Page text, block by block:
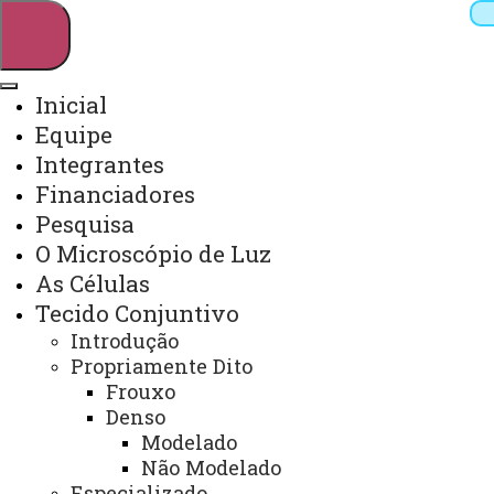
Webmail
Arquivo Virtual
Inicial
Equipe
Integrantes
Financiadores
Pesquisa
O Microscópio de Luz
As Células
Tecido Conjuntivo
Introdução
Propriamente Dito
Frouxo
Denso
Modelado
Não Modelado
Fuso Muscular e Junção
Neuromuscular